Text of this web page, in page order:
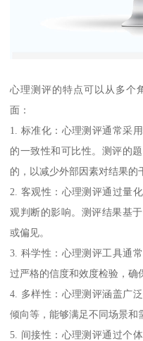
心理测评的特点可以从多个
面：
1. 标准化：心理测评通常采
的一致性和可比性。测评的
的，以减少外部因素对结果的
2. 客观性：心理测评通过量
观判断的影响。测评结果基
或偏见。
3. 科学性：心理测评工具通
过严格的信度和效度检验，确
4. 多样性：心理测评涵盖广
倾向等，能够满足不同场景和
5. 间接性：心理测评通过个